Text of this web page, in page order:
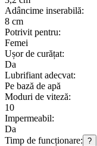
Adâncime inserabilă:
8 cm
Potrivit pentru:
Femei
Ușor de curățat:
Da
Lubrifiant adecvat:
Pe bază de apă
Moduri de viteză:
10
Impermeabil:
Da
Timp de funcționare: ?